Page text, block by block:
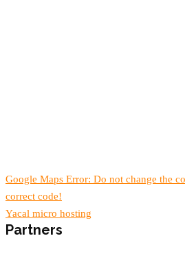
Google Maps Error: Do not change the
correct code!
Yacal micro hosting
Partners